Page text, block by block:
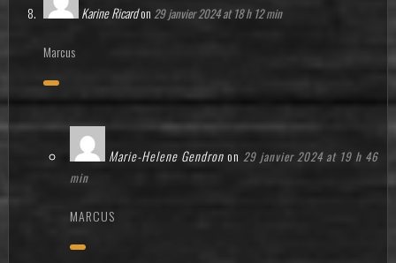
Karine Ricardon 29 janvier 2024 at 18 h 12 min
Marcus
Marie-Helene Gendron on 29 janvier 2024 at 19 h 46
min
MARCUS